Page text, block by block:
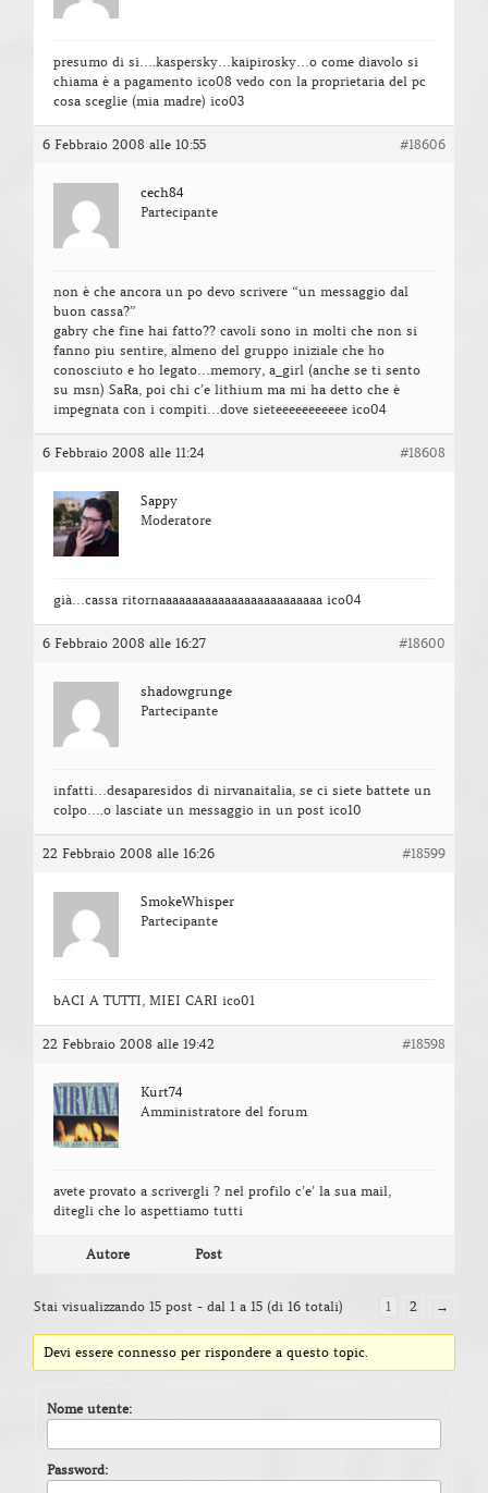
presumo di si….kaspersky…kaipirosky…o come diavolo si
chiama è a pagamento ico08 vedo con la proprietaria del pc
cosa sceglie (mia madre) ico03
6 Febbraio 2008 alle 10:55 #18606
cech84
Partecipante
non è che ancora un po devo scrivere “un messaggio dal
buon cassa?”
gabry che fine hai fatto?? cavoli sono in molti che non si
fanno piu sentire, almeno del gruppo iniziale che ho
conosciuto e ho legato…memory, a_girl (anche se ti sento
su msn) SaRa, poi chi c’e lithium ma mi ha detto che è
impegnata con i compiti…dove sieteeeeeeeeeee ico04
6 Febbraio 2008 alle 11:24 #18608
Sappy
Moderatore
già…cassa ritornaaaaaaaaaaaaaaaaaaaaaaaaa ico04
6 Febbraio 2008 alle 16:27 #18600
shadowgrunge
Partecipante
infatti…desaparesidos di nirvanaitalia, se ci siete battete un
colpo….o lasciate un messaggio in un post ico10
22 Febbraio 2008 alle 16:26 #18599
SmokeWhisper
Partecipante
bACI A TUTTI, MIEI CARI ico01
22 Febbraio 2008 alle 19:42 #18598
Kurt74
Amministratore del forum
avete provato a scrivergli ? nel profilo c’e’ la sua mail,
ditegli che lo aspettiamo tutti
Autore Post
Stai visualizzando 15 post - dal 1 a 15 (di 16 totali) 1 2 →
Devi essere connesso per rispondere a questo topic.
Nome utente:
Password: